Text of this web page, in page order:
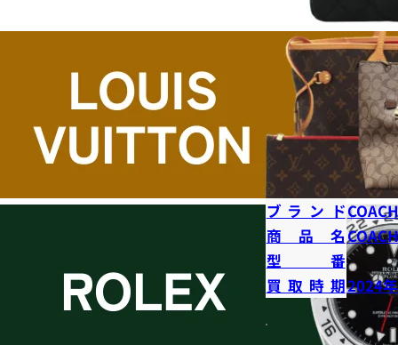
ブランドCOACH
商品名
型番
買取時期2024